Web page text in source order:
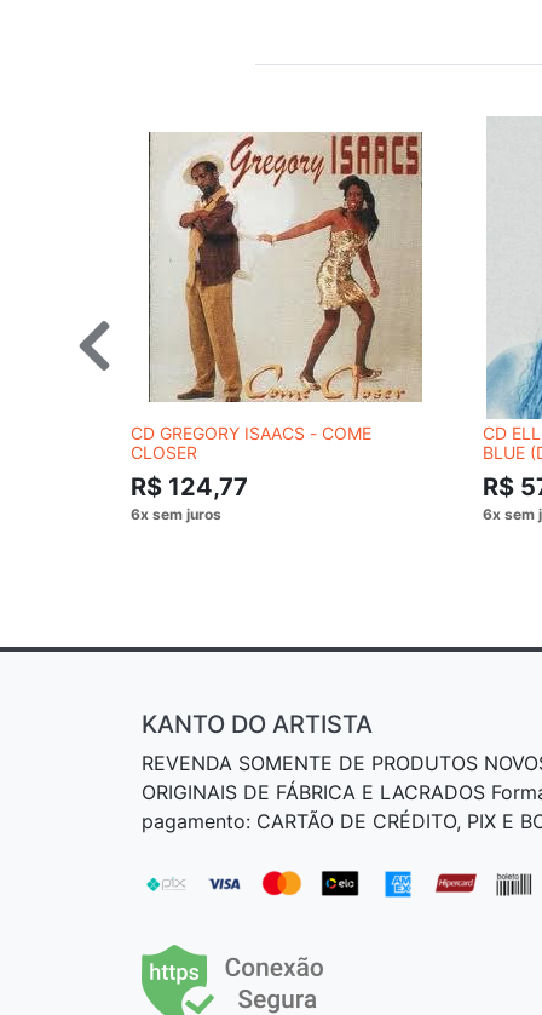
CD GREGORY ISAACS - COME
CLOSER
R$ 124,77
CD
BLUE
R$
KANTO DO ARTISTA
REVENDA SOMENTE DE PRODUTOS
ORIGINAIS DE FÁBRICA E LACRADOS
pagamento: CARTÃO DE CRÉDITO, PIX E